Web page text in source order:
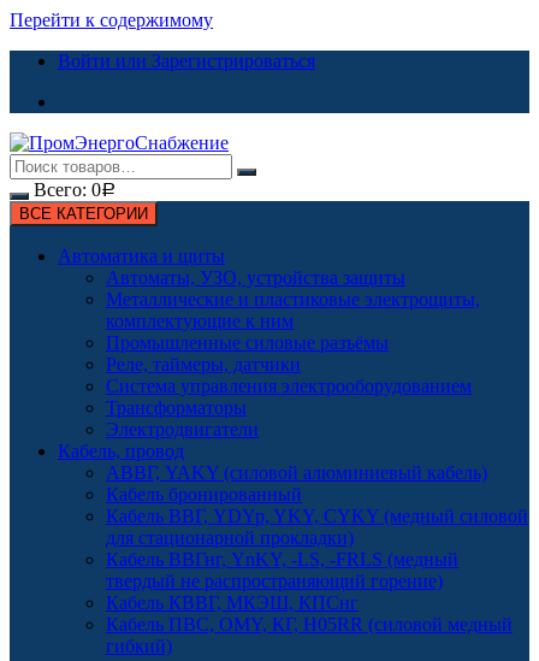
Перейти к содержимому
Войти или Зарегистрироваться
Всего: 0Р
ВСЕ КАТЕГОРИИ
Автоматика и щиты
Автоматы, УЗО, устройства защиты
Металлические и пластиковые электрощиты,
комплектующие к ним
Промышленные силовые разъёмы
Реле, таймеры, датчики
Система управления электрооборудованием
Трансформаторы
Электродвигатели
Кабель, провод
АВВГ, YAKY (силовой алюминиевый кабель)
Кабель бронированный
Кабель ВВГ, YDYp, YKY, CYKY (медный силовой
для стационарной прокладки)
Кабель ВВГнг, YnKY, -LS, -FRLS (медный
твердый не распространяющий горение)
Кабель КВВГ, МКЭШ, КПСнг
Кабель ПВС, OMY, КГ, H05RR (силовой медный
гибкий)